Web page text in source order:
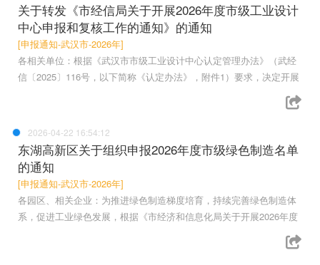
关于转发《市经信局关于开展2026年度市级工业设计
中心申报和复核工作的通知》的通知
[申报通知-武汉市-2026年]
各相关单位：根据《武汉市市级工业设计中心认定管理办法》（武经
信〔2025〕116号，以下简称《认定办法》，附件1）要求，决定开展
2026-04-22 16:54:12
东湖高新区关于组织申报2026年度市级绿色制造名单
的通知
[申报通知-武汉市-2026年]
各园区、相关企业：为推进绿色制造梯度培育，持续完善绿色制造体
系，促进工业绿色发展，根据《市经济和信息化局关于开展2026年度